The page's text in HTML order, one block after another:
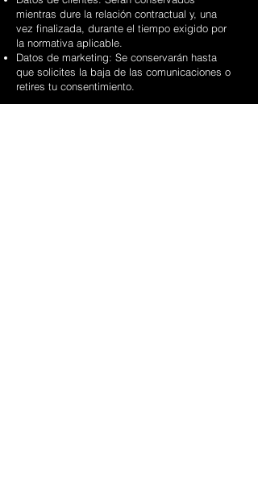
mientras dure la relación contractual y, una
vez finalizada, durante el tiempo exigido por
la normativa aplicable.
Datos de marketing: Se conservarán hasta
que solicites la baja de las comunicaciones o
retires tu consentimiento.